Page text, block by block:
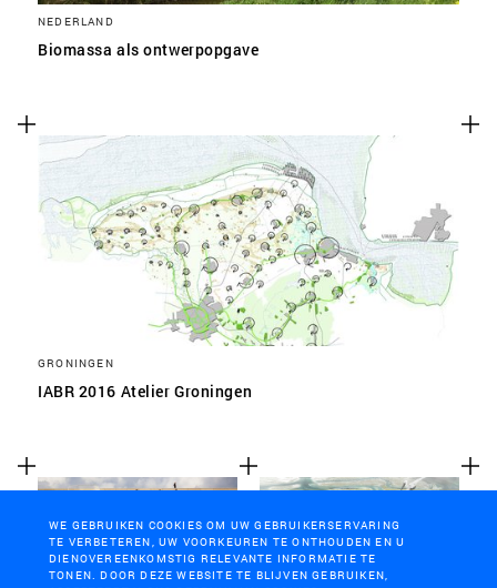
NEDERLAND
Biomassa als ontwerpopgave
GRONINGEN
IABR 2016 Atelier Groningen
WE GEBRUIKEN COOKIES OM UW GEBRUIKERSERVARING
TE VERBETEREN, UW VOORKEUREN TE ONTHOUDEN EN U
DIENOVEREENKOMSTIG RELEVANTE INFORMATIE TE
TONEN. DOOR DEZE WEBSITE TE BLIJVEN GEBRUIKEN,